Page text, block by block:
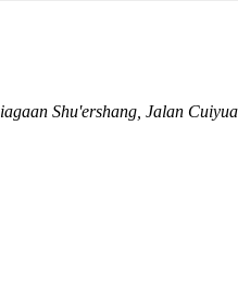
Shu'ershang, Jalan